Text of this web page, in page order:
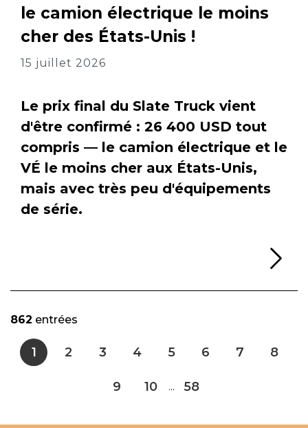
le camion électrique le moins
cher des États-Unis !
15 juillet 2026
Le prix final du Slate Truck vient
d'être confirmé : 26 400 USD tout
compris — le camion électrique et le
VÉ le moins cher aux États-Unis,
mais avec très peu d'équipements
de série.
862 entrées
1 2 3 4 5 6 7 8
9 10 ... 58